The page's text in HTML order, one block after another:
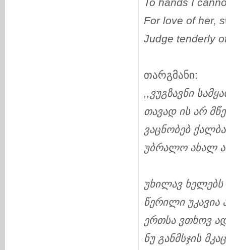
For love of her,
Judge tenderly
თარგმანი:
,,ვუგზავნი
თავად ის არ
ვაცნობებ
უბრალო ახალ
უხილავ ხელებს
წერილი უკავია
ერთსა ვთხოვ
ნუ განმსჯის